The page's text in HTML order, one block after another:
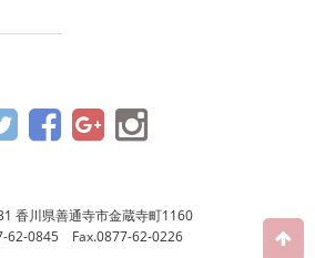
香川県善通寺市金蔵寺町1160
62-0845 Fax.0877-62-0226